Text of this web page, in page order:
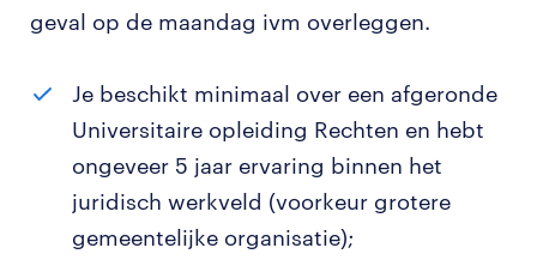
geval op de maandag ivm overleggen.
Je beschikt minimaal over een afgeronde
Universitaire opleiding Rechten en hebt
ongeveer 5 jaar ervaring binnen het
juridisch werkveld (voorkeur grotere
gemeentelijke organisatie);